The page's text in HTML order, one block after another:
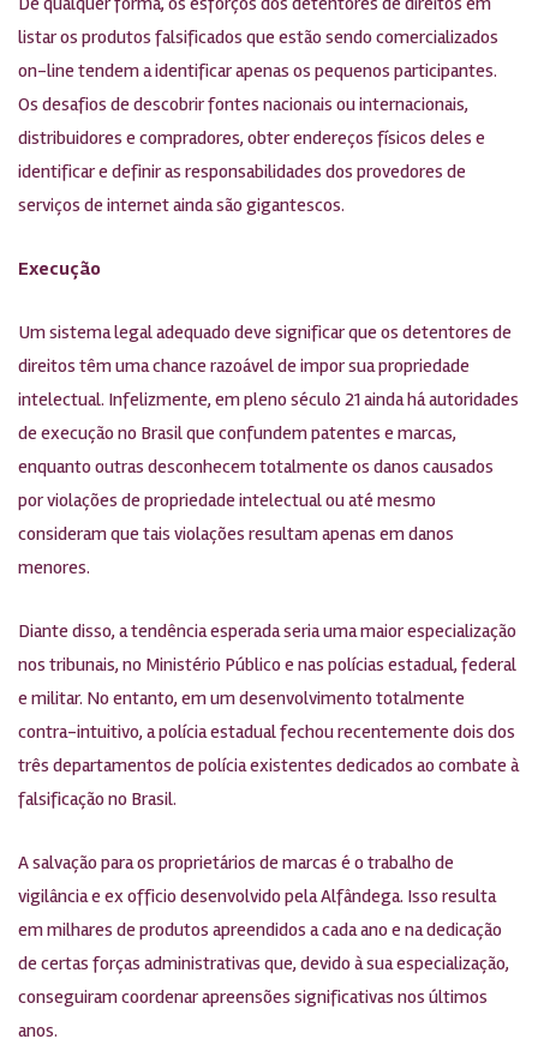
listar os produtos falsificados que estão sendo comercializados
on-line tendem a identificar apenas os pequenos participantes.
Os desafios de descobrir fontes nacionais ou internacionais,
distribuidores e compradores, obter endereços físicos deles e
identificar e definir as responsabilidades dos provedores de
serviços de internet ainda são gigantescos.
Execução
Um sistema legal adequado deve significar que os detentores de
direitos têm uma chance razoável de impor sua propriedade
intelectual. Infelizmente, em pleno século 21 ainda há autoridades
de execução no Brasil que confundem patentes e marcas,
enquanto outras desconhecem totalmente os danos causados
por violações de propriedade intelectual ou até mesmo
consideram que tais violações resultam apenas em danos
menores.
Diante disso, a tendência esperada seria uma maior especialização
nos tribunais, no Ministério Público e nas polícias estadual, federal
e militar. No entanto, em um desenvolvimento totalmente
contra-intuitivo, a polícia estadual fechou recentemente dois dos
três departamentos de polícia existentes dedicados ao combate à
falsificação no Brasil.
A salvação para os proprietários de marcas é o trabalho de
vigilância e ex officio desenvolvido pela Alfândega. Isso resulta
em milhares de produtos apreendidos a cada ano e na dedicação
de certas forças administrativas que, devido à sua especialização,
conseguiram coordenar apreensões significativas nos últimos
anos.